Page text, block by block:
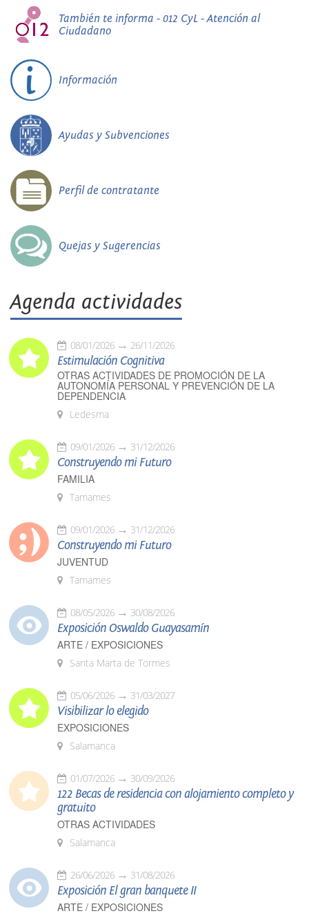
También te informa - 012 CyL - Atención al
Ciudadano
Información
Ayudas y Subvenciones
Perfil de contratante
Quejas y Sugerencias
Agenda actividades
08/01/2026 26/11/2026
Estimulación Cognitiva
OTRAS ACTIVIDADES DE PROMOCIÓN DE LA
AUTONOMÍA PERSONAL Y PREVENCIÓN DE LA
DEPENDENCIA
Ledesma
09/01/2026 31/12/2026
Construyendo mi Futuro
FAMILIA
Tamames
09/01/2026 31/12/2026
Construyendo mi Futuro
JUVENTUD
Tamames
08/05/2026 30/08/2026
Exposición Oswaldo Guayasamín
ARTE / EXPOSICIONES
Santa Marta de Tormes
05/06/2026 31/03/2027
Visibilizar lo elegido
EXPOSICIONES
Salamanca
01/07/2026 30/09/2026
122 Becas de residencia con alojamiento completo y
gratuito
OTRAS ACTIVIDADES
Salamanca
26/06/2026 31/08/2026
Exposición El gran banquete II
ARTE / EXPOSICIONES